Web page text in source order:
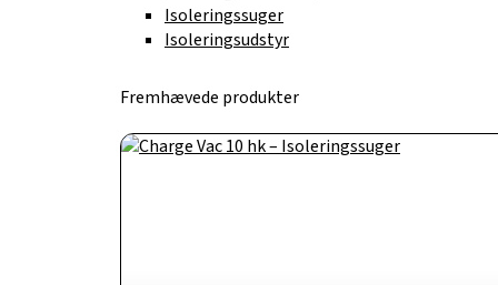
Isoleringssuger
Isoleringsudstyr
Fremhævede produkter